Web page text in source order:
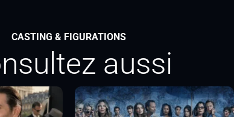
CASTING & FIGURATIONS
aussi